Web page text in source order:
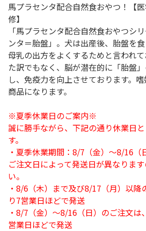
馬プラセンタ配合自然食おやつ！【
修】
「馬プラセンタ配合自然食おやつシ
ンタ＝胎盤」。犬は出産後、胎盤を
母乳の出方をよくするためと言われ
た訳でもなく、脳が潜在的に「胎盤
し、免疫力を向上させております。
商品になります。
※夏季休業日のご案内※
誠に勝手ながら、下記の通り休業日
す。
・夏季休業期間：8/7（金）～8/16（
ご注文日によって発送日が異なりま
い。
・8/6（木）まで及び8/17（月）以降
り7営業日ほどで発送
・8/7（金）～8/16（日）のご注文は
営業日ほどで発送